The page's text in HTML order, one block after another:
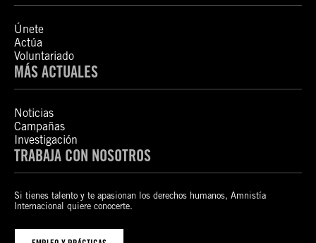
Únete
Actúa
Voluntariado
MÁS ACTUALES
Noticias
Campañas
Investigación
TRABAJA CON NOSOTROS
Si tienes talento y te apasionan los derechos humanos, Amnistía
Internacional quiere conocerte.